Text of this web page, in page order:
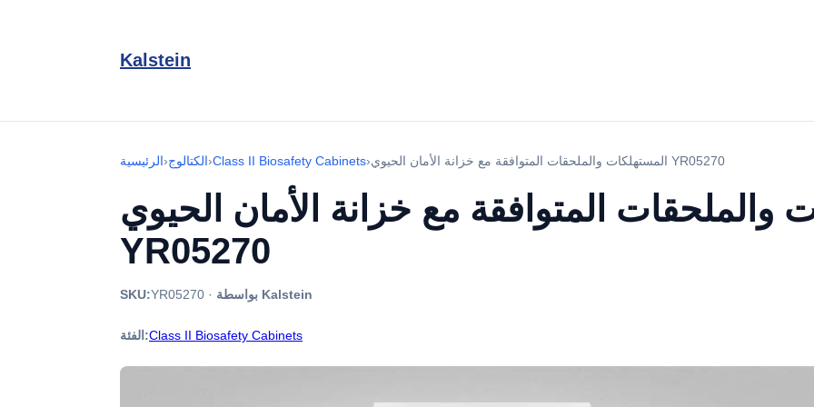
Kalstein
الرئيسية›الكتالوج›Class II Biosafety Cabinets› المستهلكات والملحقات المتوافقة مع خزانة الأمان الحيوي YR05270
والملحقات المتوافقة مع خزانة الأمان الحيوي
YR05270
SKU:YR05270 · بواسطة Kalstein
الفئة:Class II Biosafety Cabinets